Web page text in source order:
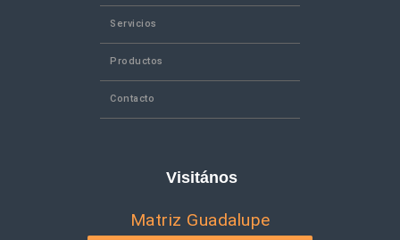
Servicios
Productos
Contacto
Visitános
Matriz Guadalupe